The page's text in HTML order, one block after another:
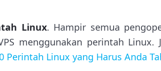
Linux. Hampir semua
menggunakan perintah
Perintah Linux yang Harus Anda